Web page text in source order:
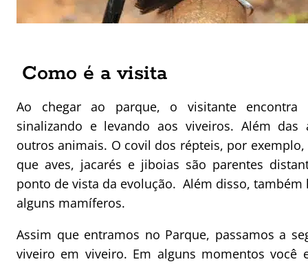
Como é a visita
Ao chegar ao parque, o visitante encontra
sinalizando e levando aos viveiros. Além
outros animais. O covil dos répteis, por
que aves, jacarés e jiboias são parentes
ponto de vista da evolução. Além disso,
alguns mamíferos.
Assim que entramos no Parque, passamos a
viveiro em viveiro. Em alguns momentos você